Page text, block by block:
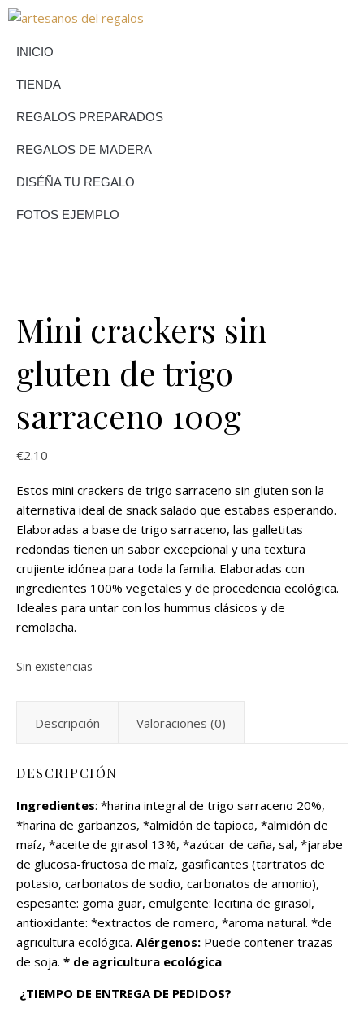
INICIO
TIENDA
REGALOS PREPARADOS
REGALOS DE MADERA
DISÉÑA TU REGALO
FOTOS EJEMPLO
Mini crackers sin
gluten de trigo
sarraceno 100g
€2.10
Estos mini crackers de trigo sarraceno sin gluten son la
alternativa ideal de snack salado que estabas esperando.
Elaboradas a base de trigo sarraceno, las galletitas
redondas tienen un sabor excepcional y una textura
crujiente idónea para toda la familia. Elaboradas con
ingredientes 100% vegetales y de procedencia ecológica.
Ideales para untar con los hummus clásicos y de
remolacha.
Sin existencias
Descripción Valoraciones (0)
DESCRIPCIÓN
Ingredientes: *harina integral de trigo sarraceno 20%,
*harina de garbanzos, *almidón de tapioca, *almidón de
maíz, *aceite de girasol 13%, *azúcar de caña, sal, *jarabe
de glucosa-fructosa de maíz, gasificantes (tartratos de
potasio, carbonatos de sodio, carbonatos de amonio),
espesante: goma guar, emulgente: lecitina de girasol,
antioxidante: *extractos de romero, *aroma natural. *de
agricultura ecológica. Alérgenos: Puede contener trazas
de soja. * de agricultura ecológica
¿TIEMPO DE ENTREGA DE PEDIDOS?